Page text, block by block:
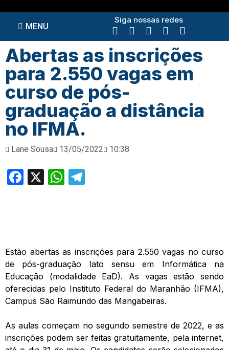
MENU
Siga nossas redes
Abertas as inscrições
para 2.550 vagas em
curso de pós-
graduação a distância
no IFMA.
Lane Sousa 13/05/2022 10:38
Facebook
X WhatsApp
Estão abertas as inscrições para 2.550 vagas no curso
de pós-graduação lato sensu em Informática na
Educação (modalidade EaD). As vagas estão sendo
oferecidas pelo Instituto Federal do Maranhão (IFMA),
Campus São Raimundo das Mangabeiras.
As aulas começam no segundo semestre de 2022, e as
inscrições podem ser feitas gratuitamente, pela internet,